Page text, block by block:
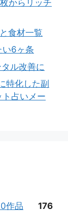
からリッチ
食材一覧
い6ヶ条
ル改善に
特化した副
占いメー
作品
176